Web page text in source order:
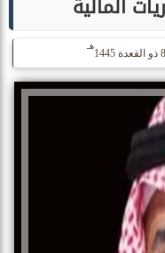
المالية
8 ذو القعدة 1445
هـ